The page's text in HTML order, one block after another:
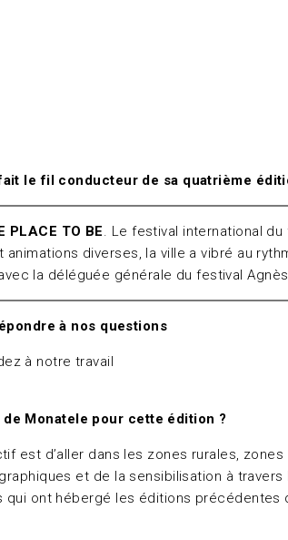
le fil conducteur de sa quatrième
PLACE TO BE
. Le festival international
diverses, la ville a vibré au
la déléguée générale du festival Agnès
à nos questions
à notre travail
Monatele pour cette édition ?
est d’aller dans les zones rurales,
et de la sensibilisation à travers
ont hébergé les éditions précédentes